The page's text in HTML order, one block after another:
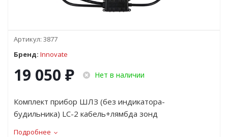
Артикул: 3877
Бренд: Innovate
19 050 ₽ Нет в наличии
Комплект прибор ШЛЗ (без индикатора-
будильника) LC-2 кабель+лямбда зонд
Подробнее